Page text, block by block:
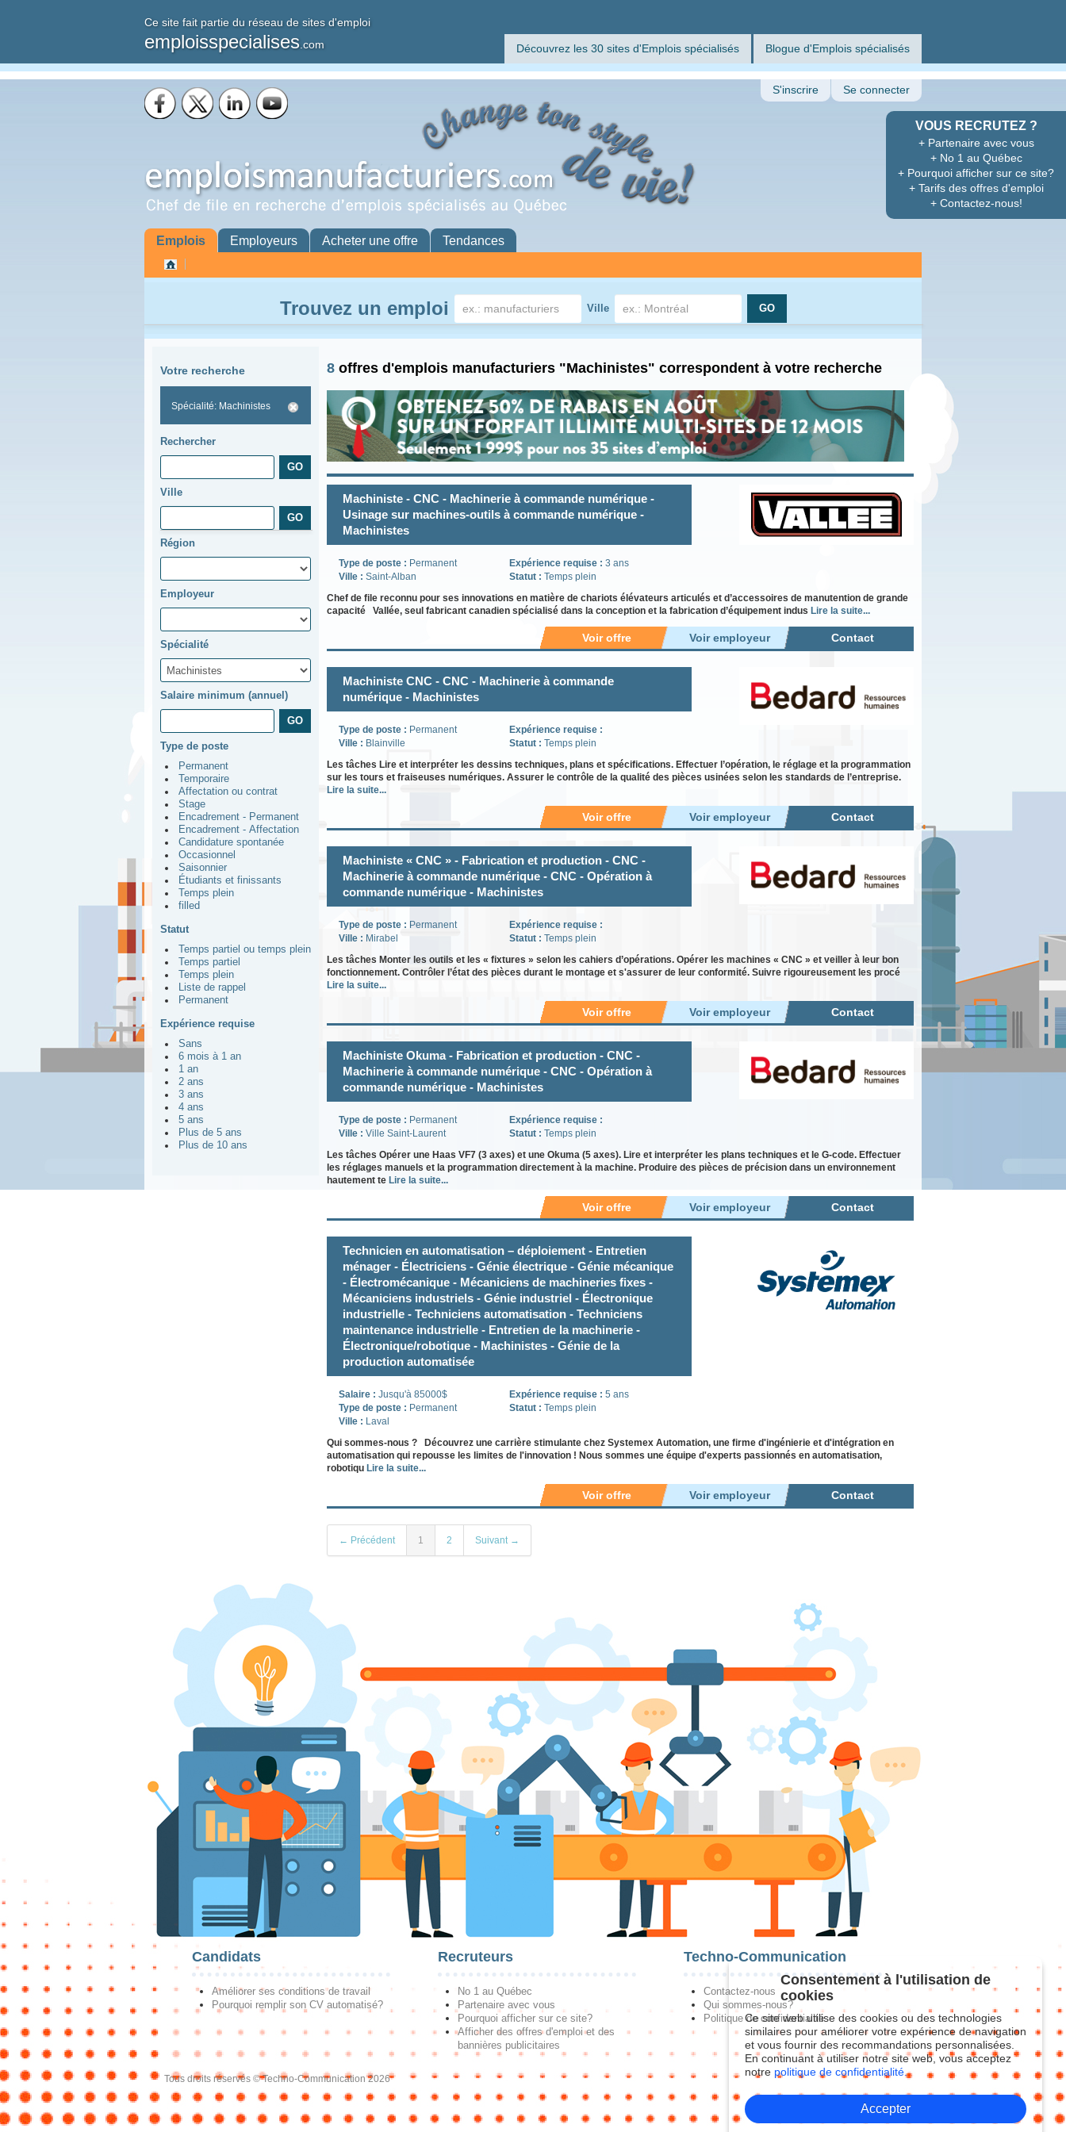
Ce site fait partie du réseau de sites d'emploi
emploisspecialises .com Découvrez les 30 sites d'Emplois spécialisés Blogue d'Emplois spécialisés
VOUS RECRUTEZ ?
+ Partenaire avec vous
+ No 1 au Québec
+ Pourquoi afficher sur ce site?
+ Tarifs des offres d'emploi
+ Contactez-nous!
S'inscrire Se connecter
Emplois Employeurs Acheter une offre Tendances
Trouvez un emploi Ville
Votre recherche
Spécialité: Machinistes
Rechercher
Ville
Région
Employeur
Spécialité
Salaire minimum (annuel)
Type de poste
Permanent
Temporaire
Affectation ou contrat
Stage
Encadrement - Permanent
Encadrement - Affectation
Candidature spontanée
Occasionnel
Saisonnier
Étudiants et finissants
Temps plein
filled
Statut
Temps partiel ou temps plein
Temps partiel
Temps plein
Liste de rappel
Permanent
Expérience requise
Sans
6 mois à 1 an
1 an
2 ans
3 ans
4 ans
5 ans
Plus de 5 ans
Plus de 10 ans
8 offres d'emplois manufacturiers "Machinistes" correspondent à votre recherche
Machiniste - CNC - Machinerie à commande numérique -
Usinage sur machines-outils à commande numérique -
Machinistes
Type de poste : Permanent
Ville : Saint-Alban
Expérience requise : 3 ans
Statut : Temps plein
Chef de file reconnu pour ses innovations en matière de chariots élévateurs articulés et d’accessoires de manutention de grande
capacité Vallée, seul fabricant canadien spécialisé dans la conception et la fabrication d’équipement indus Lire la suite...
Voir offre Voir employeur Contact
Machiniste CNC - CNC - Machinerie à commande
numérique - Machinistes
Type de poste : Permanent
Ville : Blainville
Expérience requise :
Statut : Temps plein
Les tâches Lire et interpréter les dessins techniques, plans et spécifications. Effectuer l’opération, le réglage et la programmation
sur les tours et fraiseuses numériques. Assurer le contrôle de la qualité des pièces usinées selon les standards de l’entreprise.
Lire la suite...
Voir offre Voir employeur Contact
Machiniste « CNC » - Fabrication et production - CNC -
Machinerie à commande numérique - CNC - Opération à
commande numérique - Machinistes
Type de poste : Permanent
Ville : Mirabel
Expérience requise :
Statut : Temps plein
Les tâches Monter les outils et les « fixtures » selon les cahiers d’opérations. Opérer les machines « CNC » et veiller à leur bon
fonctionnement. Contrôler l’état des pièces durant le montage et s'assurer de leur conformité. Suivre rigoureusement les procé
Lire la suite...
Voir offre Voir employeur Contact
Machiniste Okuma - Fabrication et production - CNC -
Machinerie à commande numérique - CNC - Opération à
commande numérique - Machinistes
Type de poste : Permanent
Ville : Ville Saint-Laurent
Expérience requise :
Statut : Temps plein
Les tâches Opérer une Haas VF7 (3 axes) et une Okuma (5 axes). Lire et interpréter les plans techniques et le G-code. Effectuer
les réglages manuels et la programmation directement à la machine. Produire des pièces de précision dans un environnement
hautement te Lire la suite...
Voir offre Voir employeur Contact
Technicien en automatisation – déploiement - Entretien
ménager - Électriciens - Génie électrique - Génie mécanique
- Électromécanique - Mécaniciens de machineries fixes -
Mécaniciens industriels - Génie industriel - Électronique
industrielle - Techniciens automatisation - Techniciens
maintenance industrielle - Entretien de la machinerie -
Électronique/robotique - Machinistes - Génie de la
production automatisée
Salaire : Jusqu'à 85000$
Type de poste : Permanent
Ville : Laval
Expérience requise : 5 ans
Statut : Temps plein
Qui sommes-nous ? Découvrez une carrière stimulante chez Systemex Automation, une firme d'ingénierie et d'intégration en
automatisation qui repousse les limites de l'innovation ! Nous sommes une équipe d'experts passionnés en automatisation,
robotiqu Lire la suite...
Voir offre Voir employeur Contact
← Précédent 1 2 Suivant →
Candidats
Améliorer ses conditions de travail
Pourquoi remplir son CV automatisé?
Recruteurs
No 1 au Québec
Partenaire avec vous
Pourquoi afficher sur ce site?
Afficher des offres d'emploi et des
bannières publicitaires
Techno-Communication
Contactez-nous
Qui sommes-nous?
Politique de confidentialité
Tous droits réservés © Techno-Communication 2026
Consentement à l'utilisation de
cookies
Ce site web utilise des cookies ou des technologies
similaires pour améliorer votre expérience de navigation
et vous fournir des recommandations personnalisées.
En continuant à utiliser notre site web, vous acceptez
notre politique de confidentialité.
Accepter